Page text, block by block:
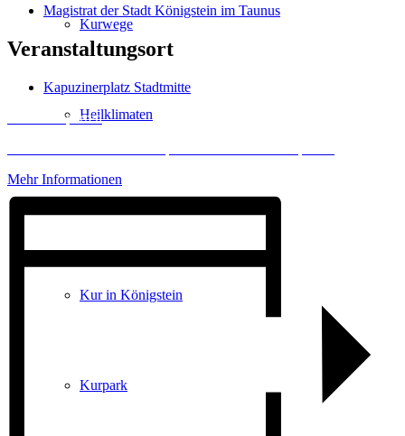
Kurwege
Heilklimaten
Kur in Königstein
Kurpark
Magistrat der Stadt Königstein im Taunus
Veranstaltungsort
Kapuzinerplatz Stadtmitte
Inhalt entsperren
Mehr Informationen